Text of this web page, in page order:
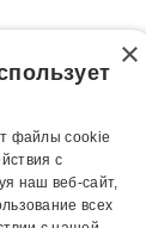
×
файлы cookie
с
наш веб-сайт,
всех